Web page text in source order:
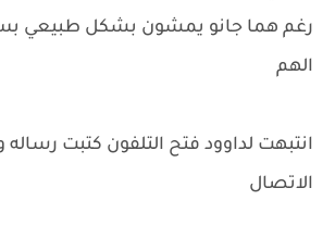
رغم هما جانو يمشون بشكل طبيعي بس
الهم
انتبهت لداوود فتح التلفون كتبت
الاتصال